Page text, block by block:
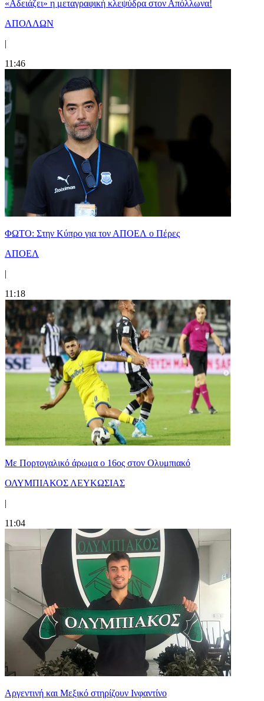
«Αδειάζει» η μεταγραφική κλεψύδρα στον Απόλλωνα!
ΑΠΟΛΛΩΝ
|
11:46
ΦΩΤΟ: Στην Κύπρο για τον ΑΠΟΕΛ ο Πέρες
ΑΠΟΕΛ
|
11:18
Με Πορτογαλικό άρωμα ο 16ος στον Ολυμπιακό
ΟΛΥΜΠΙΑΚΟΣ ΛΕΥΚΩΣΙΑΣ
|
11:04
Αργεντινή και Μεξικό στηρίζουν Ινφαντίνο